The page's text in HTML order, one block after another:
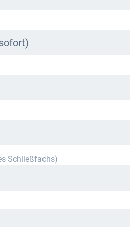
keine Schließfächer zur Verfügung.
Schließfachs)